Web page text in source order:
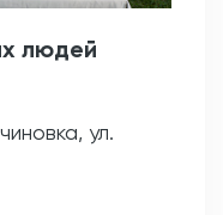
людей
ул.